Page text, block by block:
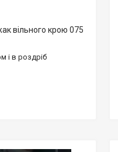
вільного крою 075
і в роздріб